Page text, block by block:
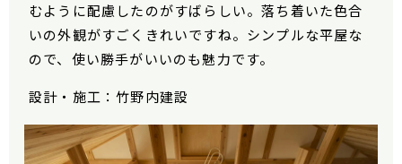
むように配慮したのがすばらしい。落ち着いた色合
いの外観がすごくきれいですね。シンプルな平屋な
ので、使い勝手がいいのも魅力です。
設計・施工：竹野内建設